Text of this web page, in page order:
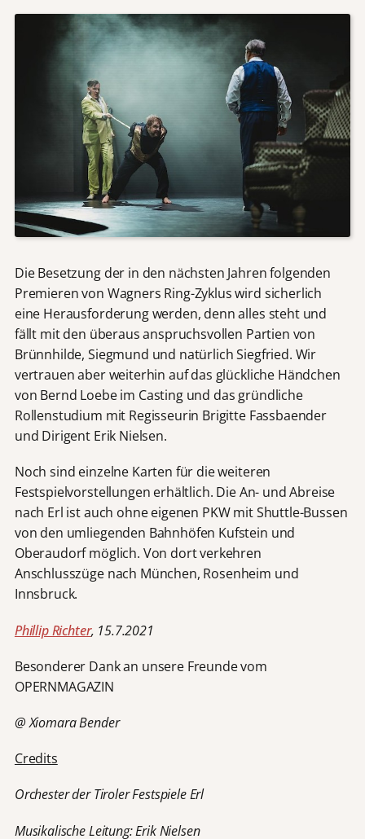
Die Besetzung der in den nächsten Jahren folgenden
Premieren von Wagners Ring-Zyklus wird sicherlich
eine Herausforderung werden, denn alles steht und
fällt mit den überaus anspruchsvollen Partien von
Brünnhilde, Siegmund und natürlich Siegfried. Wir
vertrauen aber weiterhin auf das glückliche Händchen
von Bernd Loebe im Casting und das gründliche
Rollenstudium mit Regisseurin Brigitte Fassbaender
und Dirigent Erik Nielsen.
Noch sind einzelne Karten für die weiteren
Festspielvorstellungen erhältlich. Die An- und Abreise
nach Erl ist auch ohne eigenen PKW mit Shuttle-Bussen
von den umliegenden Bahnhöfen Kufstein und
Oberaudorf möglich. Von dort verkehren
Anschlusszüge nach München, Rosenheim und
Innsbruck.
Phillip Richter, 15.7.2021
Besonderer Dank an unsere Freunde vom
OPERNMAGAZIN
@ Xiomara Bender
Credits
Orchester der Tiroler Festspiele Erl
Musikalische Leitung: Erik Nielsen